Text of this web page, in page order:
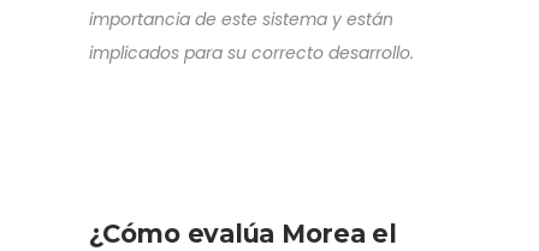
importancia de este sistema y están
implicados para su correcto desarrollo.
¿Cómo evalúa Morea el